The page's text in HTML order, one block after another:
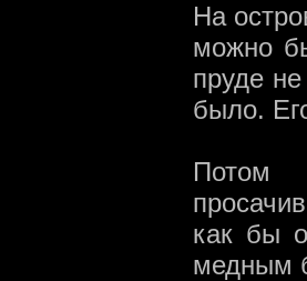
На
можно
пруде
было.
Потом
как бы
медным